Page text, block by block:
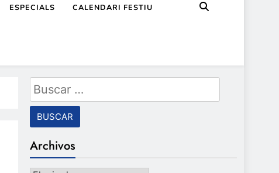
ESPECIALS CALENDARI FESTIU
Buscar:
Archivos